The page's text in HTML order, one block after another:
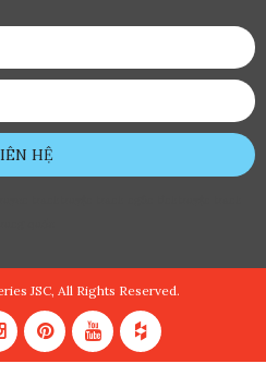
HỆ
JSC, All Rights Reserved.